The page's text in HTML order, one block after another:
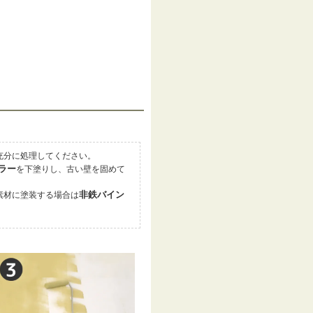
に処理してください。
ーを下塗りし、古い壁を固めて
に塗装する場合は非鉄バイン